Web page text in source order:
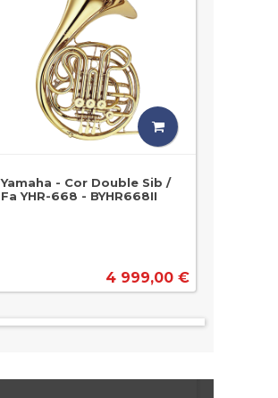
Yamaha - Cor Double Sib /
Fa YHR-668 - BYHR668II
4 999,00 €